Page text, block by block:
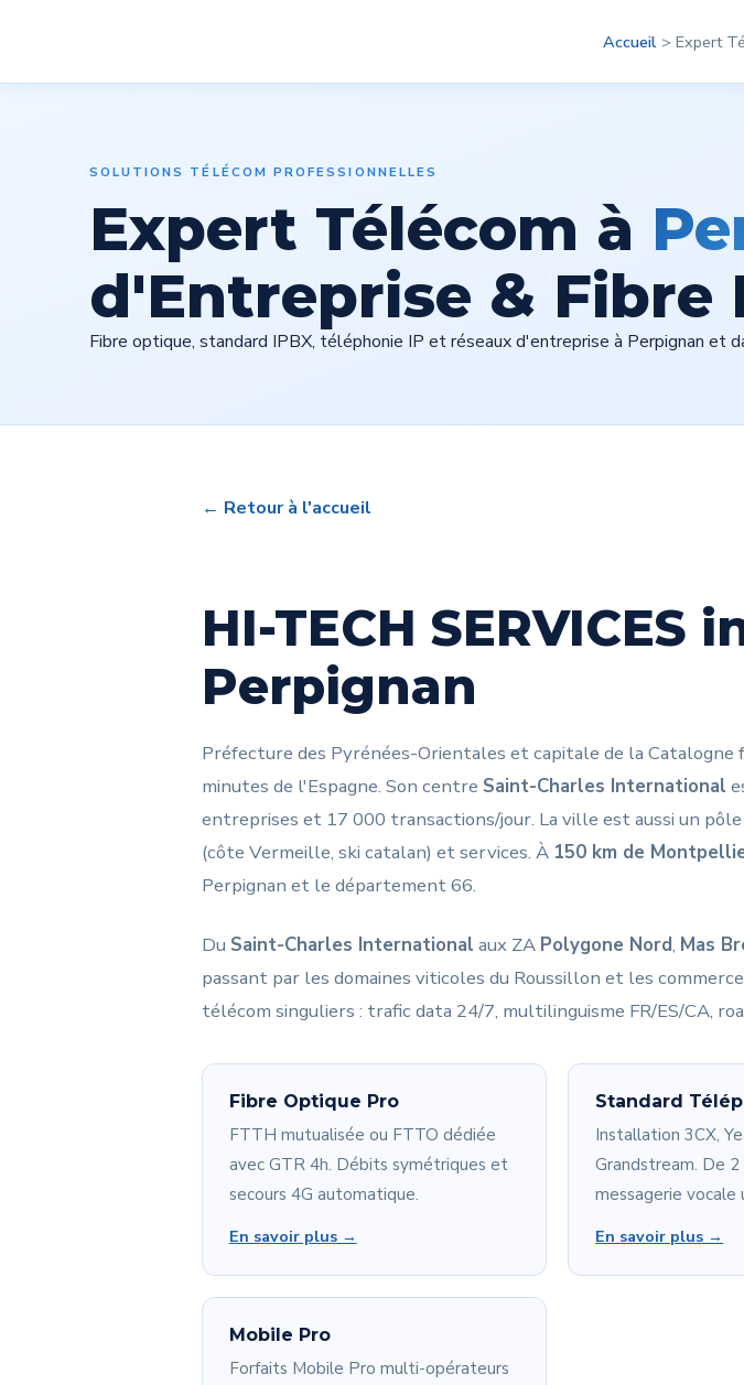
ProduitsContact
Accueil> Expert
SOLUTIONS TÉLÉCOM PROFESSIONNELLES
Expert Télécom à
d'Entreprise & Fibre
Fibre optique, standard IPBX, téléphonie IP et réseaux d'entreprise à Perpignan et
← Retour à l'accueil
HI-TECH SERVICES
Perpignan
Préfecture des Pyrénées-Orientales et capitale de la Catalogne
minutes de l'Espagne. Son centre Saint-Charles International
entreprises et 17 000 transactions/jour. La ville est aussi un
(côte Vermeille, ski catalan) et services. À 150 km de
Perpignan et le département 66.
Du Saint-Charles International aux ZA Polygone Nord, Mas
passant par les domaines viticoles du Roussillon et les
télécom singuliers : trafic data 24/7, multilinguisme FR/ES/CA,
Fibre Optique Pro
FTTH mutualisée ou FTTO dédiée
avec GTR 4h. Débits symétriques et
secours 4G automatique.
En savoir plus →
Standard
Installation 3CX,
Grandstream. De
messagerie vocale
En savoir plus →
Mobile Pro
Forfaits Mobile Pro multi-opérateurs